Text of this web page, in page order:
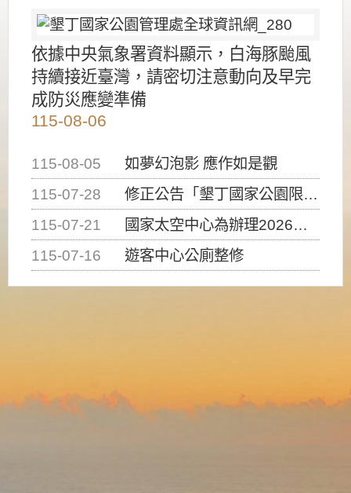
依據中央氣象署資料顯示，白海豚颱風
持續接近臺灣，請密切注意動向及早完
成防災應變準備
115-08-06
115-08-05
如夢幻泡影 應作如是觀
115-07-28
修正公告「墾丁國家公園限制水域遊憩活動之種類、範圍、時間及行為」，自即日生效。
115-07-21
國家太空中心為辦理2026台灣盃火箭競賽，陸、海、空域警戒及協調相關事宜，因颱風備案事宜
115-07-16
遊客中心公廁整修